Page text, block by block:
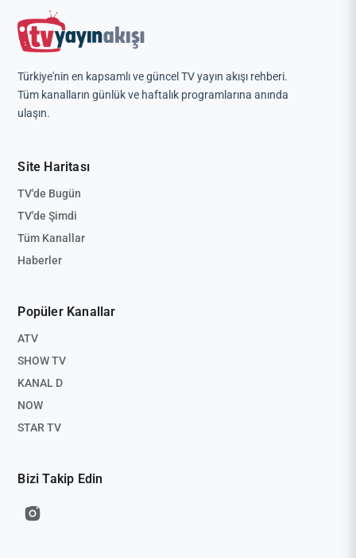
Türkiye'nin en kapsamlı ve güncel TV yayın akışı rehberi.
Tüm kanalların günlük ve haftalık programlarına anında
ulaşın.
Site Haritası
TV'de Bugün
TV'de Şimdi
Tüm Kanallar
Haberler
Popüler Kanallar
ATV
SHOW TV
KANAL D
NOW
STAR TV
Bizi Takip Edin